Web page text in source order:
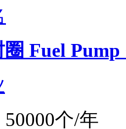
Fuel Pump
50000个/年